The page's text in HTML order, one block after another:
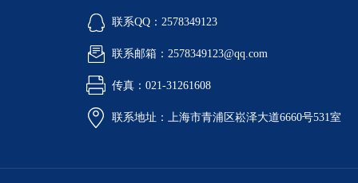
联系QQ：2578349123
联系邮箱：2578349123@qq.com
传真：021-31261608
联系地址：上海市青浦区崧泽大道6660号531室